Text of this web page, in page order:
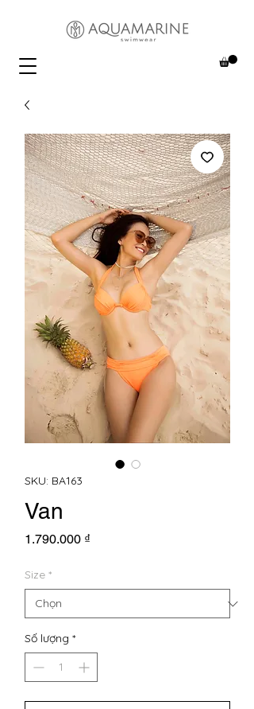
SKU: BA163
Van
1.790.000 ₫
Size *
Số lượng *